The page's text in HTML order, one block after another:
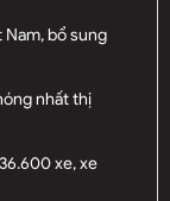
Nam, bổ sung
nhất thị
xe, xe